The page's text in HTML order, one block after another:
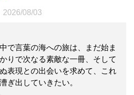
2026/08/03
で言葉の海への旅は、まだ始ま
りで次なる素敵な一冊、そして
表現との出会いを求めて、これ
ぎ出していきたい。